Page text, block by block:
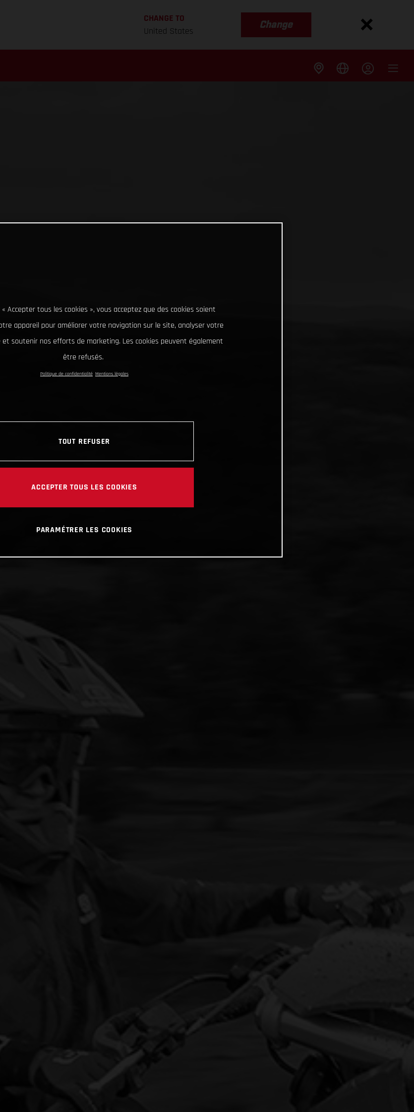
CHANGE TO
United States
Change
Accepter tous les cookies », vous acceptez que des cookies soient
appareil pour améliorer votre navigation sur le site, analyser votre
soutenir nos efforts de marketing. Les cookies peuvent également
être refusés.
Politique de confidentialité Mentions légales
TOUT REFUSER
ACCEPTER TOUS LES COOKIES
PARAMÉTRER LES COOKIES